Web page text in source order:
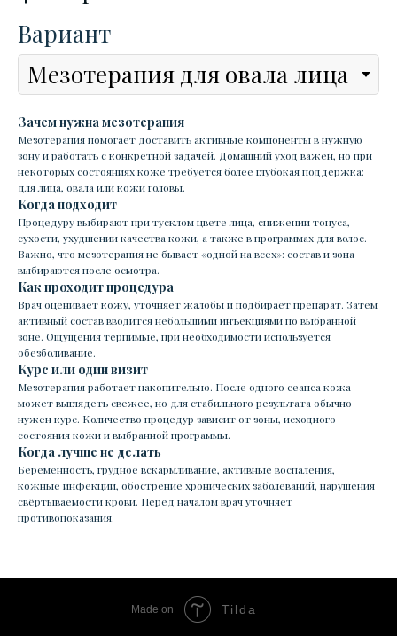
Вариант
Зачем нужна мезотерапия
Мезотерапия помогает доставить активные компоненты в нужную
зону и работать с конкретной задачей. Домашний уход важен, но при
некоторых состояниях коже требуется более глубокая поддержка:
для лица, овала или кожи головы.
Когда подходит
Процедуру выбирают при тусклом цвете лица, снижении тонуса,
сухости, ухудшении качества кожи, а также в программах для волос.
Важно, что мезотерапия не бывает «одной на всех»: состав и зона
выбираются после осмотра.
Как проходит процедура
Врач оценивает кожу, уточняет жалобы и подбирает препарат. Затем
активный состав вводится небольшими инъекциями по выбранной
зоне. Ощущения терпимые, при необходимости используется
обезболивание.
Курс или один визит
Мезотерапия работает накопительно. После одного сеанса кожа
может выглядеть свежее, но для стабильного результата обычно
нужен курс. Количество процедур зависит от зоны, исходного
состояния кожи и выбранной программы.
Когда лучше не делать
Беременность, грудное вскармливание, активные воспаления,
кожные инфекции, обострение хронических заболеваний, нарушения
свёртываемости крови. Перед началом врач уточняет
противопоказания.
Made on Tilda